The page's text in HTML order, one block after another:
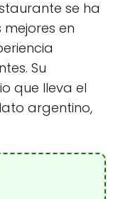
se ha
en
Su
que lleva el
argentino,